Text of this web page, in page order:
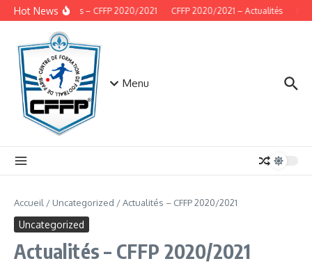
Aller au contenu
Hot NewsActualités – CFFP 2020/2021 CFFP 2020/2021 – Actualités
Menu
Accueil / Uncategorized /Actualités – CFFP 2020/2021
Uncategorized
Actualités – CFFP 2020/2021